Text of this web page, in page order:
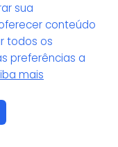
de
sua
conteúdo
todos os
preferências a
mais
Mais